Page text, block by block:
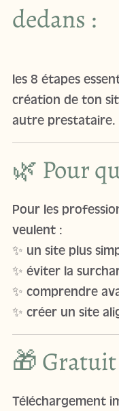
dedans :
les 8 étapes
création de ton
autre prestataire.
🌿 Pour
Pour les
veulent :
✨ un site plus
✨ éviter la
✨ comprendre
✨ créer un site
🎁 Gratuit
Téléchargement